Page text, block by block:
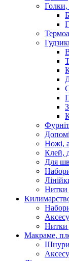
Голки,
Ножі,
Клей,
Для
Нитки
Нитки
Макраме,
Шнури